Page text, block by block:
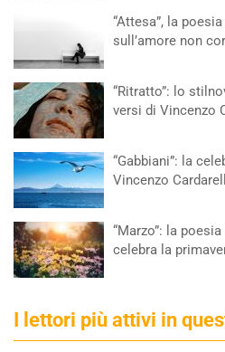
“Attesa”, la
sull’amore non
“Ritratto”: lo
versi di Vincenzo
“Gabbiani”: la
Vincenzo
“Marzo”: la
celebra la
I lettori più attivi in